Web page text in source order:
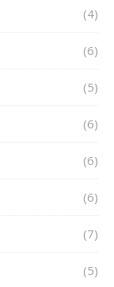
(4)
(6)
(5)
(6)
(6)
(6)
(7)
(5)